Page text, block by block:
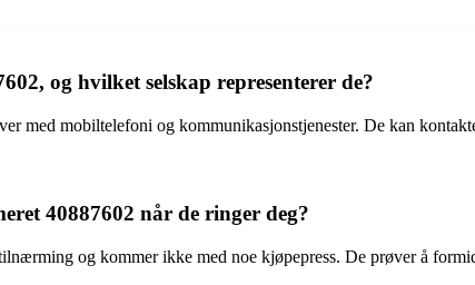
og hvilket selskap representerer de?
med mobiltelefoni og kommunikasjonstjenester. De kan
40887602 når de ringer deg?
og kommer ikke med noe kjøpepress. De prøver å